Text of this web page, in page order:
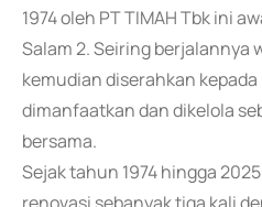
1974 oleh PT TIMAH Tbk ini
Salam 2. Seiring berjalannya
kemudian diserahkan
dimanfaatkan dan dikelola
bersama.
Sejak tahun 1974 hingga